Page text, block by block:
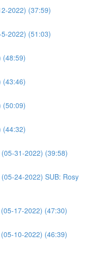
2022) (37:59)
2022) (51:03)
(48:59)
(43:46)
(50:09)
(44:32)
31-2022) (39:58)
24-2022) SUB: Rosy
17-2022) (47:30)
10-2022) (46:39)